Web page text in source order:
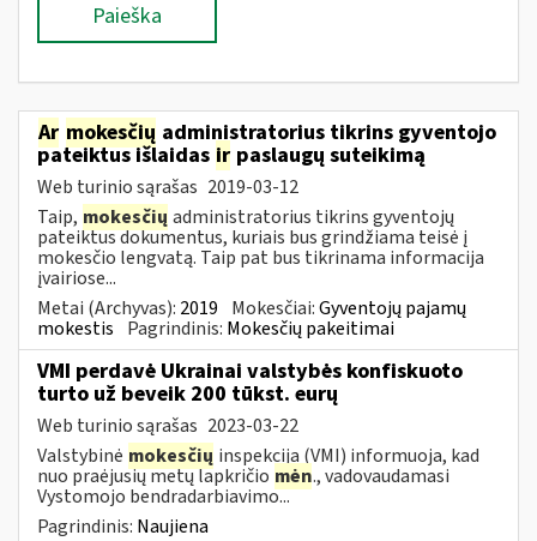
Paieška
Ar mokesčių administratorius tikrins gyventojo
pateiktus išlaidas ir paslaugų suteikimą
Web turinio sąrašas 2019-03-12
Taip, mokesčių administratorius tikrins gyventojų
pateiktus dokumentus, kuriais bus grindžiama teisė į
mokesčio lengvatą. Taip pat bus tikrinama informacija
įvairiose...
Metai (Archyvas): 2019 Mokesčiai:Gyventojų pajamų
mokestis Pagrindinis: Mokesčių pakeitimai
VMI perdavė Ukrainai valstybės konfiskuoto
turto už beveik 200 tūkst. eurų
Web turinio sąrašas 2023-03-22
Valstybinė mokesčių inspekcija (VMI) informuoja, kad
nuo praėjusių metų lapkričio mėn., vadovaudamasi
Vystomojo bendradarbiavimo...
Pagrindinis: Naujiena